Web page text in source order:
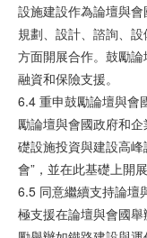
設施建設作為論壇與
規劃、設計、諮詢、
方面開展合作。鼓勵
融資和保險支援。
6.4 重申鼓勵論壇與會
勵論壇與會國政府和
礎設施投資與建設高
會”，並在此基礎上開展
6.5 同意繼續支持論壇
極支援在論壇與會國